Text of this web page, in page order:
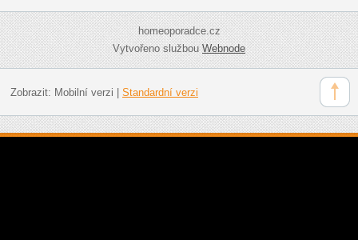
homeoporadce.cz
Vytvořeno službouWebnode
Zobrazit: Mobilní verzi Standardní verzi